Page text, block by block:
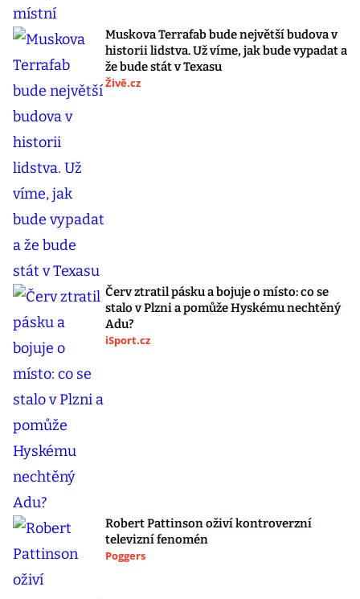
Muskova Terrafab bude největší budova v
historii lidstva. Už víme, jak bude vypadat a
že bude stát v Texasu
Živě.cz
Červ ztratil pásku a bojuje o místo: co se
stalo v Plzni a pomůže Hyskému nechtěný
Adu?
iSport.cz
Robert Pattinson oživí kontroverzní
televizní fenomén
Poggers